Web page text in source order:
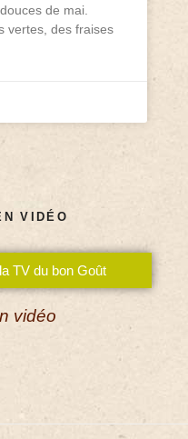
de mai.
vertes, des fraises
VIDÉO
TV du bon Goût
vidéo